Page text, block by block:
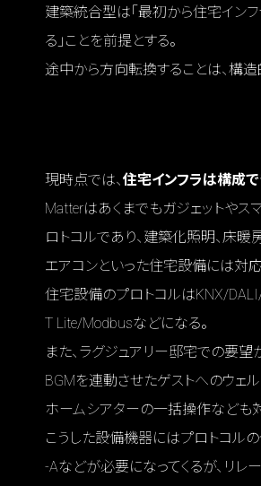
建築統合型は「最初から住宅イン
る」ことを前提とする。
途中から方向転換することは、構造
現時点では、住宅インフラは構成
Matterはあくまでもガジェットやス
ロトコルであり、建築化照明、床暖
エアコンといった住宅設備には対応
住宅設備のプロトコルはKNX/
T Lite/Modbusなどになる。
また、ラグジュアリー邸宅での要望
BGMを連動させたゲストへのウェ
ホームシアターの一括操作なども
こうした設備機器にはプロトコルの
-Aなどが必要になってくるが、リレ